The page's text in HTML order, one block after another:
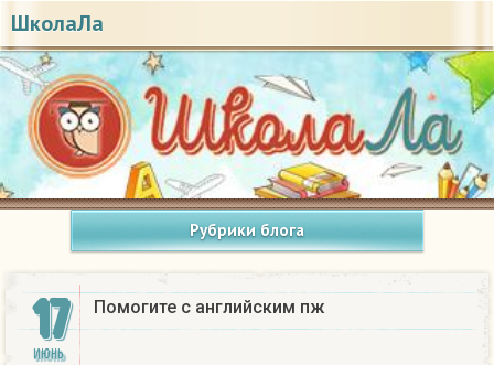
ШколаЛа
Рубрики блога
17
ИЮНЬ
Помогите с английским пж